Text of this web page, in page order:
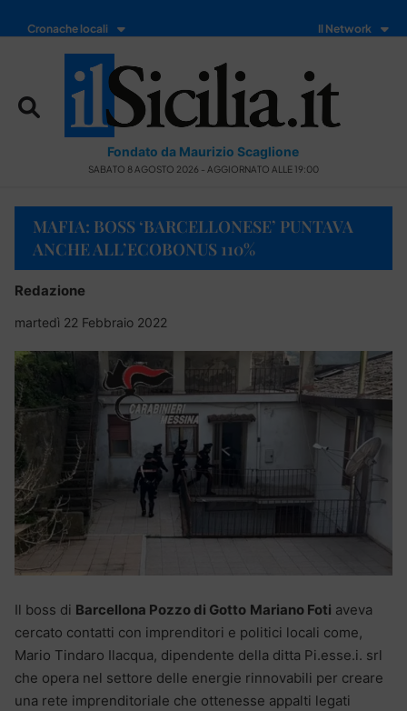
Cronache locali Il Network
Fondato da Maurizio Scaglione
SABATO 8 AGOSTO 2026 - AGGIORNATO ALLE 19:00
MAFIA: BOSS ‘BARCELLONESE’ PUNTAVA
ANCHE ALL’ECOBONUS 110%
Redazione
martedì 22 Febbraio 2022
Il boss di Barcellona Pozzo di Gotto Mariano Foti aveva
cercato contatti con imprenditori e politici locali come,
Mario Tindaro Ilacqua, dipendente della ditta Pi.esse.i. srl
che opera nel settore delle energie rinnovabili per creare
una rete imprenditoriale che ottenesse appalti legati